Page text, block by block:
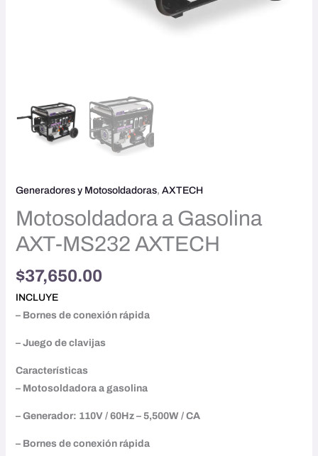
Generadores y Motosoldadoras, AXTECH
Motosoldadora a Gasolina
AXT-MS232 AXTECH
$37,650.00
INCLUYE
– Bornes de conexión rápida
– Juego de clavijas
Características
– Motosoldadora a gasolina
– Generador: 110V / 60Hz – 5,500W / CA
– Bornes de conexión rápida